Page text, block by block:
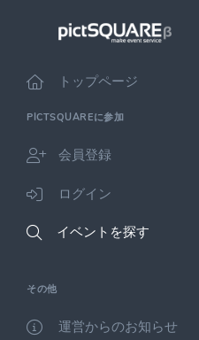
トップページ
PICTSQUAREに参加
会員登録
ログイン
イベントを探す
その他
運営からのお知らせ